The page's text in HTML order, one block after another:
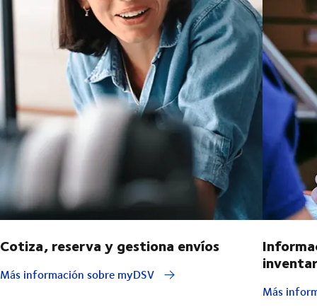
Cotiza, reserva y gestiona envíos
Más información sobre myDSV
Más